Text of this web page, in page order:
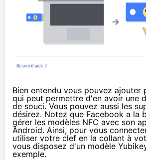
Bien entendu vous pouvez ajouter
qui peut permettre d'en avoir une
de souci. Vous pouvez aussi les
désirez. Notez que Facebook a la
gérer les modèles NFC avec son
Android. Ainsi, pour vous
utiliser votre clef en la collant à
vous disposez d'un modèle
exemple.